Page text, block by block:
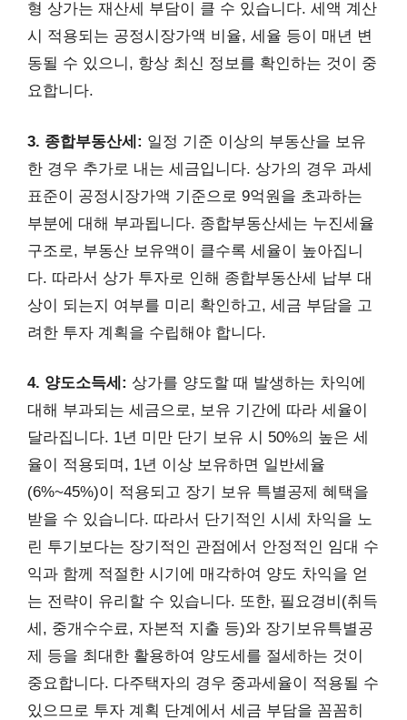
형 상가는 재산세 부담이 클 수 있습니다. 세액 계산
시 적용되는 공정시장가액 비율, 세율 등이 매년 변
동될 수 있으니, 항상 최신 정보를 확인하는 것이 중
요합니다.
3. 종합부동산세: 일정 기준 이상의 부동산을 보유
한 경우 추가로 내는 세금입니다. 상가의 경우 과세
표준이 공정시장가액 기준으로 9억원을 초과하는
부분에 대해 부과됩니다. 종합부동산세는 누진세율
구조로, 부동산 보유액이 클수록 세율이 높아집니
다. 따라서 상가 투자로 인해 종합부동산세 납부 대
상이 되는지 여부를 미리 확인하고, 세금 부담을 고
려한 투자 계획을 수립해야 합니다.
4. 양도소득세: 상가를 양도할 때 발생하는 차익에
대해 부과되는 세금으로, 보유 기간에 따라 세율이
달라집니다. 1년 미만 단기 보유 시 50%의 높은 세
율이 적용되며, 1년 이상 보유하면 일반세율
(6%~45%)이 적용되고 장기 보유 특별공제 혜택을
받을 수 있습니다. 따라서 단기적인 시세 차익을 노
린 투기보다는 장기적인 관점에서 안정적인 임대 수
익과 함께 적절한 시기에 매각하여 양도 차익을 얻
는 전략이 유리할 수 있습니다. 또한, 필요경비(취득
세, 중개수수료, 자본적 지출 등)와 장기보유특별공
제 등을 최대한 활용하여 양도세를 절세하는 것이
중요합니다. 다주택자의 경우 중과세율이 적용될 수
있으므로 투자 계획 단계에서 세금 부담을 꼼꼼히